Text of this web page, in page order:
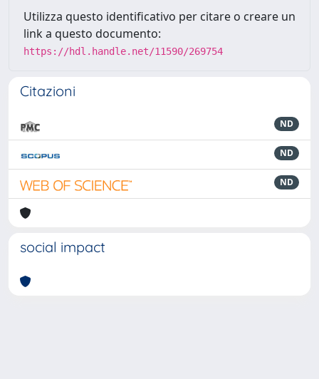
Utilizza questo identificativo per citare o creare un
link a questo documento:
https://hdl.handle.net/11590/269754
Citazioni
ND
ND
ND
social impact